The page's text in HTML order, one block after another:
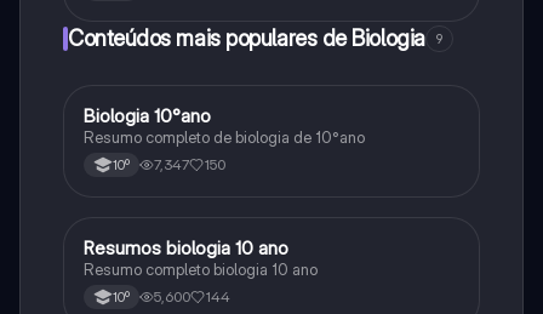
Conteúdos mais populares de Biologia 9
Biologia
Biologia 10°ano
Resumo completo de biologia de 10°ano
10º 7,347 150
Biologia
Resumos biologia 10 ano
Resumo completo biologia 10 ano
10º 5,600 144